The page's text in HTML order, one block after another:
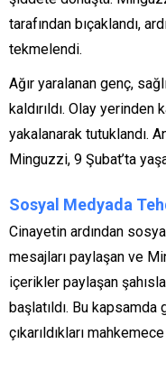
tarafından bıçaklandı,
tekmelendi.
Ağır yaralanan genç,
kaldırıldı. Olay yerinden
yakalanarak tutuklandı.
Minguzzi, 9 Şubat’ta
Sosyal Medyada
Cinayetin ardından
mesajları paylaşan ve
içerikler paylaşan
başlatıldı. Bu kapsamda
çıkarıldıkları